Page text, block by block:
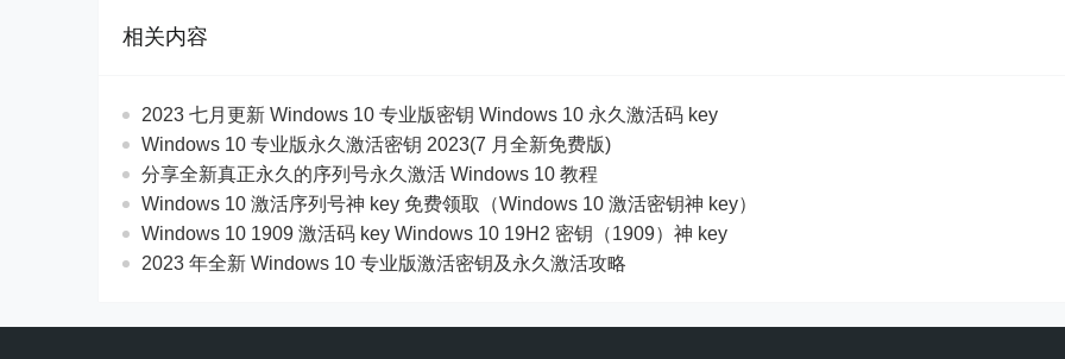
相关内容
2023 七月更新 Windows 10 专业版密钥 Windows 10 永久激活码 key
Windows 10 专业版永久激活密钥 2023(7 月全新免费版)
分享全新真正永久的序列号永久激活 Windows 10 教程
Windows 10 激活序列号神 key 免费领取（Windows 10 激活密钥神 key）
Windows 10 1909 激活码 key Windows 10 19H2 密钥（1909）神 key
2023 年全新 Windows 10 专业版激活密钥及永久激活攻略